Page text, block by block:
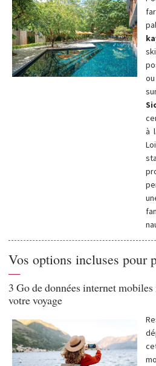
à
Vos options incluses pour
—
3 Go de données internet
votre voyage